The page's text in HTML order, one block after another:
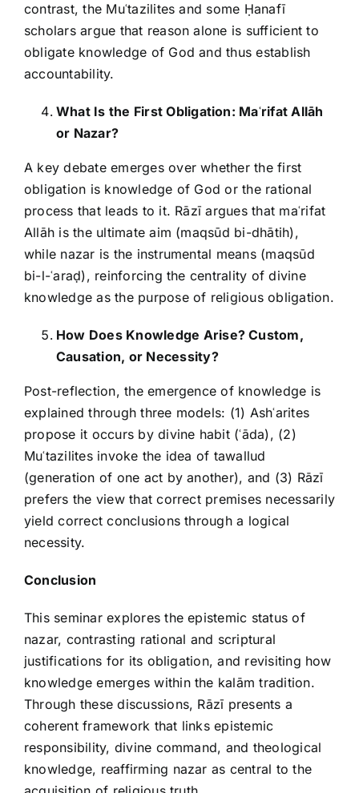
contrast, the Muʿtazilites and some Ḥanafī
scholars argue that reason alone is sufficient to
obligate knowledge of God and thus establish
accountability.
What Is the First Obligation: Maʿrifat Allāh
or Nazar?
A key debate emerges over whether the first
obligation is knowledge of God or the rational
process that leads to it. Rāzī argues that maʿrifat
Allāh is the ultimate aim (maqsūd bi-dhātih),
while nazar is the instrumental means (maqsūd
bi-l-ʿaraḍ), reinforcing the centrality of divine
knowledge as the purpose of religious obligation.
How Does Knowledge Arise? Custom,
Causation, or Necessity?
Post-reflection, the emergence of knowledge is
explained through three models: (1) Ashʿarites
propose it occurs by divine habit (ʿāda), (2)
Muʿtazilites invoke the idea of tawallud
(generation of one act by another), and (3) Rāzī
prefers the view that correct premises necessarily
yield correct conclusions through a logical
necessity.
Conclusion
This seminar explores the epistemic status of
nazar, contrasting rational and scriptural
justifications for its obligation, and revisiting how
knowledge emerges within the kalām tradition.
Through these discussions, Rāzī presents a
coherent framework that links epistemic
responsibility, divine command, and theological
knowledge, reaffirming nazar as central to the